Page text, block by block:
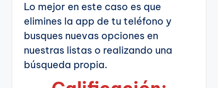
Lo mejor en este caso es que
elimines la app de tu teléfono y
busques nuevas opciones en
nuestras listas o realizando una
búsqueda propia.